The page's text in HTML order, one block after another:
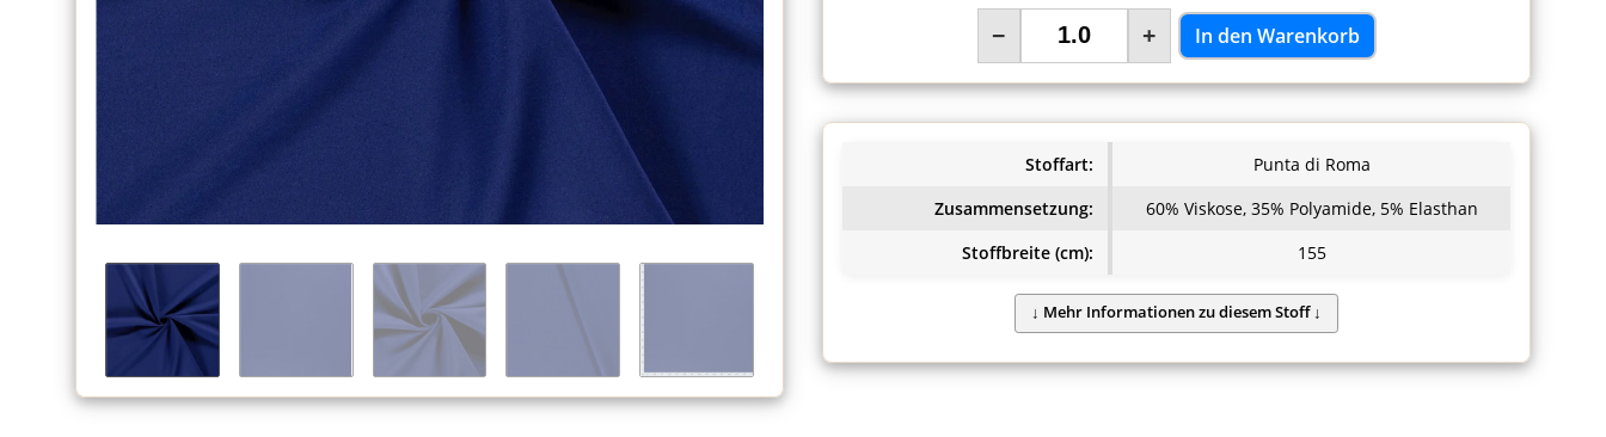
− + In den Warenkorb
Stoffart:
Punta di Roma
Zusammensetzung:
60% Viskose, 35% Polyamide, 5% Elasthan
Stoffbreite (cm):
155